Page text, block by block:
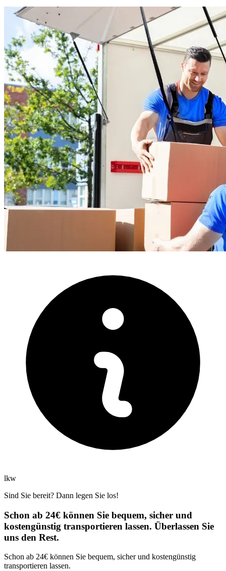
lkw
Sind Sie bereit? Dann legen Sie los!
Schon ab 24€ können Sie bequem, sicher und
kostengünstig transportieren lassen. Überlassen Sie
uns den Rest.
Schon ab 24€ können Sie bequem, sicher und kostengünstig
transportieren lassen.